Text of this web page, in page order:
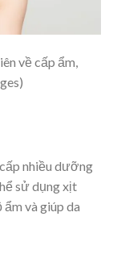
về cấp ẩm,
nhiều dưỡng
sử dụng xịt
và giúp da